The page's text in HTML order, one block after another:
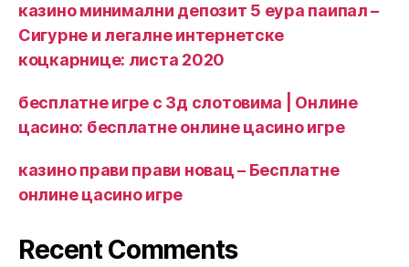
казино минимални депозит 5 еура паипал –
Сигурне и легалне интернетске
коцкарнице: листа 2020
бесплатне игре с 3д слотовима | Онлине
цасино: бесплатне онлине цасино игре
казино прави прави новац – Бесплатне
онлине цасино игре
Recent Comments